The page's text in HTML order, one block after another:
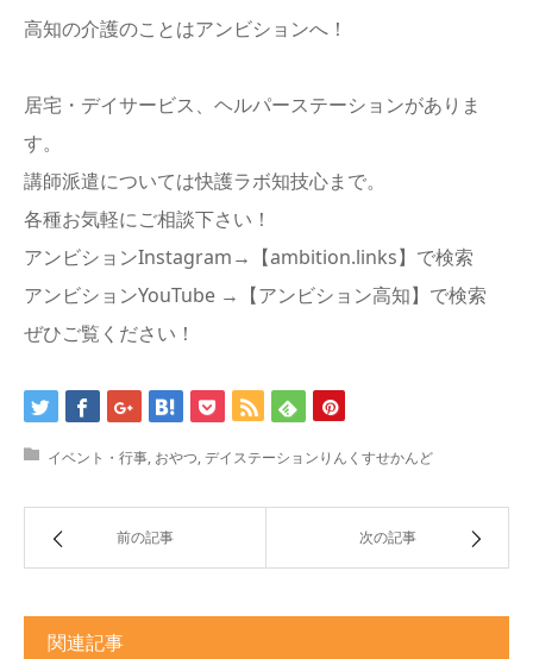
高知の介護のことはアンビションへ！
居宅・デイサービス、ヘルパーステーションがありま
す。
講師派遣については快護ラボ知技心まで。
各種お気軽にご相談下さい！
アンビションInstagram→【ambition.links】で検索
アンビションYouTube →【アンビション高知】で検索
ぜひご覧ください！
イベント・行事, おやつ,デイステーションりんくすせかんど
前の記事 次の記事
関連記事